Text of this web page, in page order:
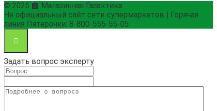
© 2026 🏫 Магазинная Галактика
Не официальный сайт сети супермаркетов | Горячая
линия Пятерочки: 8-800-555-55-05
Задать вопрос эксперту